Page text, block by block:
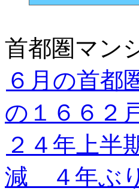
首都圏マン
６月の首都
の１６６２
２４年上半
減 ４年ぶ